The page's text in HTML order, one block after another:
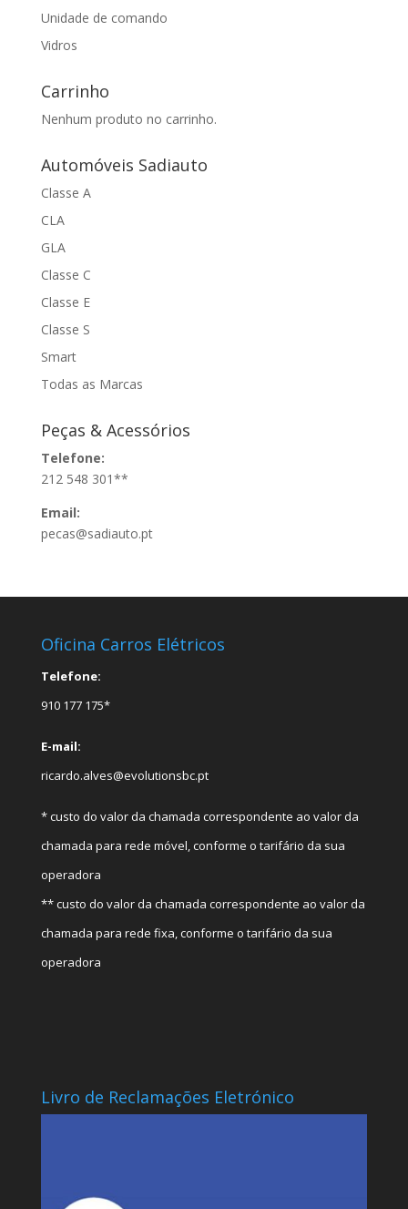
Unidade de comando
Vidros
Carrinho
Nenhum produto no carrinho.
Automóveis Sadiauto
Classe A
CLA
GLA
Classe C
Classe E
Classe S
Smart
Todas as Marcas
Peças & Acessórios
Telefone:
212 548 301**
Email:
pecas@sadiauto.pt
Oficina Carros Elétricos
Telefone:
910 177 175*
E-mail:
ricardo.alves@evolutionsbc.pt
* custo do valor da chamada correspondente ao valor da
chamada para rede móvel, conforme o tarifário da sua
operadora
** custo do valor da chamada correspondente ao valor da
chamada para rede fixa, conforme o tarifário da sua
operadora
Livro de Reclamações Eletrónico